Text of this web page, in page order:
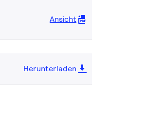
Ansicht
Herunterladen